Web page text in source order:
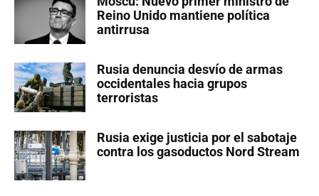
Reino Unido mantiene política
antirrusa
Rusia denuncia desvío de armas
occidentales hacia grupos
terroristas
Rusia exige justicia por el sabotaje
contra los gasoductos Nord Stream